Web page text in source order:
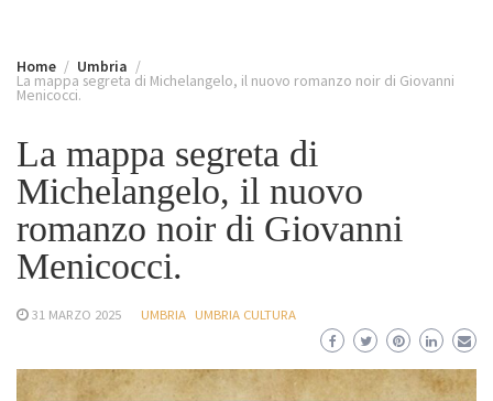
Home Umbria
La mappa segreta di Michelangelo, il nuovo romanzo noir di Giovanni
Menicocci.
La mappa segreta di
Michelangelo, il nuovo
romanzo noir di Giovanni
Menicocci.
31 MARZO 2025 UMBRIA UMBRIA CULTURA